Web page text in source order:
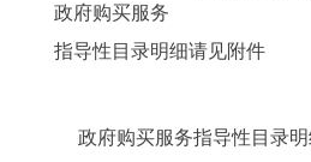
政府购买服务
指导性目录明细请见附件
政府购买服务指导性目录明